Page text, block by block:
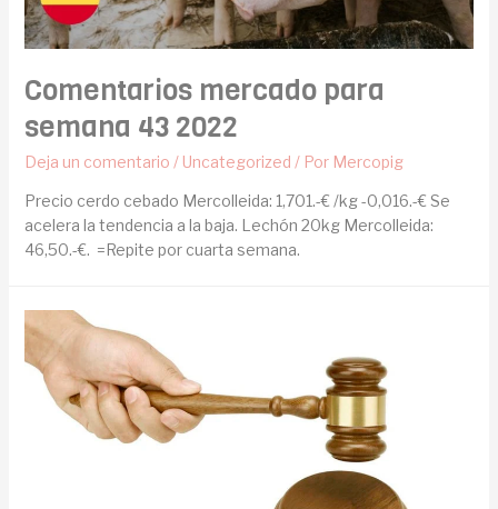
Comentarios mercado para
semana 43 2022
Deja un comentario / Uncategorized / Por Mercopig
Precio cerdo cebado Mercolleida: 1,701.-€ /kg -0,016.-€ Se
acelera la tendencia a la baja. Lechón 20kg Mercolleida:
46,50.-€. =Repite por cuarta semana.